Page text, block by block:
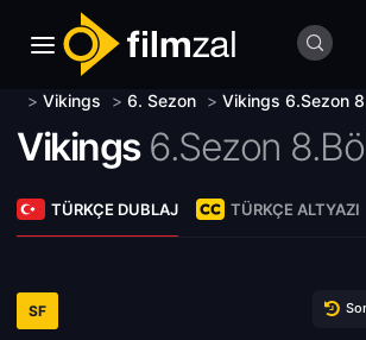
> Vikings > 6. Sezon > Vikings 6.Sezon
Vikings 6.Sezon
TÜRKÇE DUBLAJ TÜRKÇE ALTYAZI
SF